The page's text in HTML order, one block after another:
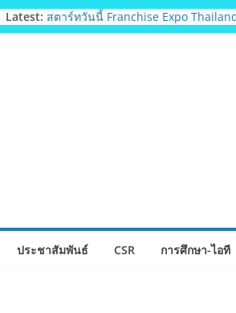
Latest: อดีตแข้งดังทีมชาติ ยุคบุกเบิก “วัดสุ
ทธิฯ”รวมพลงาน “สิงห์สะพานปลา” คืน
ประกวดอัตลักษณ์อาหารภูมิภาค “รสถิ่น
ไทย” เฟ้นหาเมนูต้นตำรับ 4 ภูมิภาค ดัน
Soft Power สู่ระดับโลก
ประชาสัมพันธ์ CSR การศึกษา-ไอที